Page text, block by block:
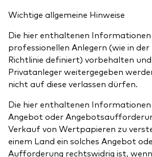
Wichtige allgemeine Hinweise
Die hier enthaltenen Informationen
professionellen Anlegern (wie in
Richtlinie definiert) vorbehalten
Privatanleger weitergegeben
nicht auf diese verlassen dürfen.
Die hier enthaltenen Informationen
Angebot oder
Verkauf von Wertpapieren zu
einem Land ein solches Angebot
Aufforderung rechtswidrig ist,